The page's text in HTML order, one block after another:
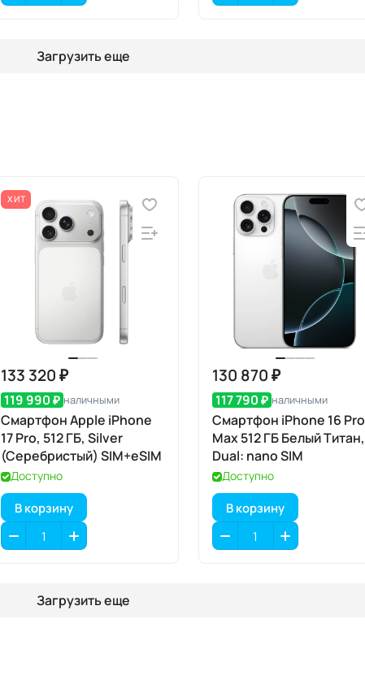
Загрузить еще
ХИТ
133 320 ₽
119 990 ₽ наличными
Смартфон Apple iPhone
17 Pro, 512 ГБ, Silver
(Серебристый) SIM+eSIM
Доступно
В корзину
130 870 ₽
117 790 ₽ наличными
Смартфон iPhone 16 Pro
Max 512 ГБ Белый Титан,
Dual: nano SIM
Доступно
В корзину
Загрузить еще